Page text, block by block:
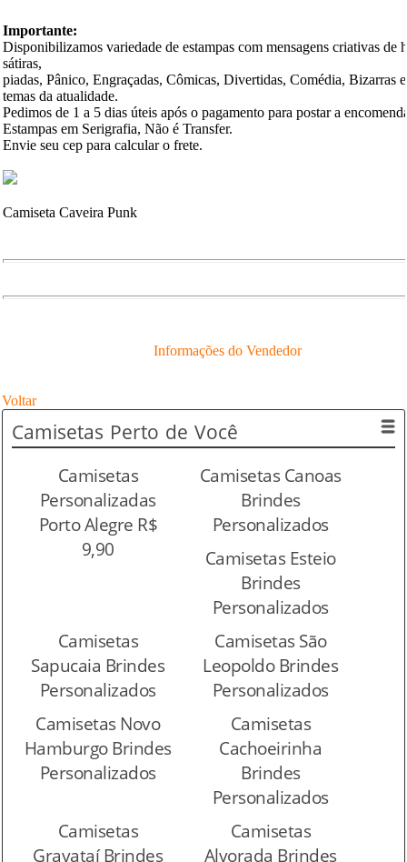
Importante:
Disponibilizamos variedade de estampas com mensagens criativas de
sátiras,
piadas, Pânico, Engraçadas, Cômicas, Divertidas, Comédia, Bizarras
temas da atualidade.
Pedimos de 1 a 5 dias úteis após o pagamento para postar a
Estampas em Serigrafia, Não é Transfer.
Envie seu cep para calcular o frete.
Camiseta Caveira Punk
Informações do Vendedor
Voltar
Camisetas Perto de Você
Camisetas
Personalizadas
Porto Alegre R$
9,90
Camisetas Canoas
Brindes
Personalizados
Camisetas Esteio
Brindes
Personalizados
Camisetas
Sapucaia Brindes
Personalizados
Camisetas São
Leopoldo Brindes
Personalizados
Camisetas Novo
Hamburgo Brindes
Personalizados
Camisetas
Cachoeirinha
Brindes
Personalizados
Camisetas
Gravataí Brindes
Camisetas
Alvorada Brindes